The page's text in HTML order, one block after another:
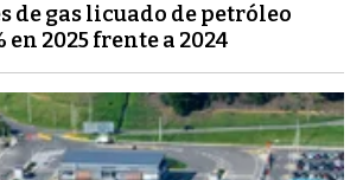
de gas licuado de petróleo
en 2025 frente a 2024